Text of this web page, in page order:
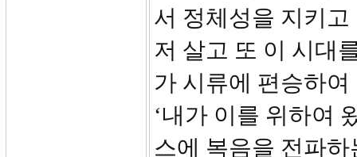
서 정체성을 지키
저 살고 또 이 시대
가 시류에 편승하
‘내가 이를 위하여
스에 복음을 전파